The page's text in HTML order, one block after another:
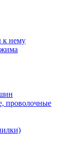
к нему
проволочные